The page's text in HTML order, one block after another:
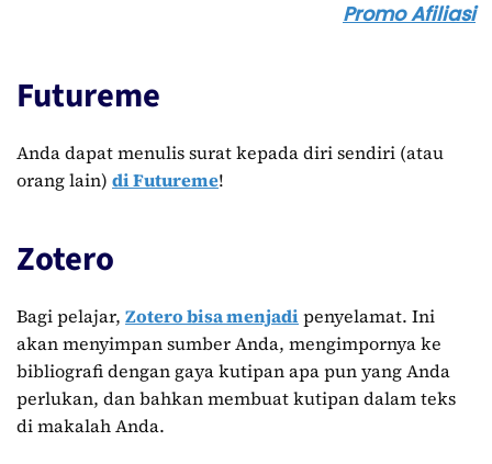
Promo Afiliasi
Futureme
Anda dapat menulis surat kepada diri sendiri (atau
orang lain) di Futureme!
Zotero
Bagi pelajar, Zotero bisa menjadi penyelamat. Ini
akan menyimpan sumber Anda, mengimpornya ke
bibliografi dengan gaya kutipan apa pun yang Anda
perlukan, dan bahkan membuat kutipan dalam teks
di makalah Anda.